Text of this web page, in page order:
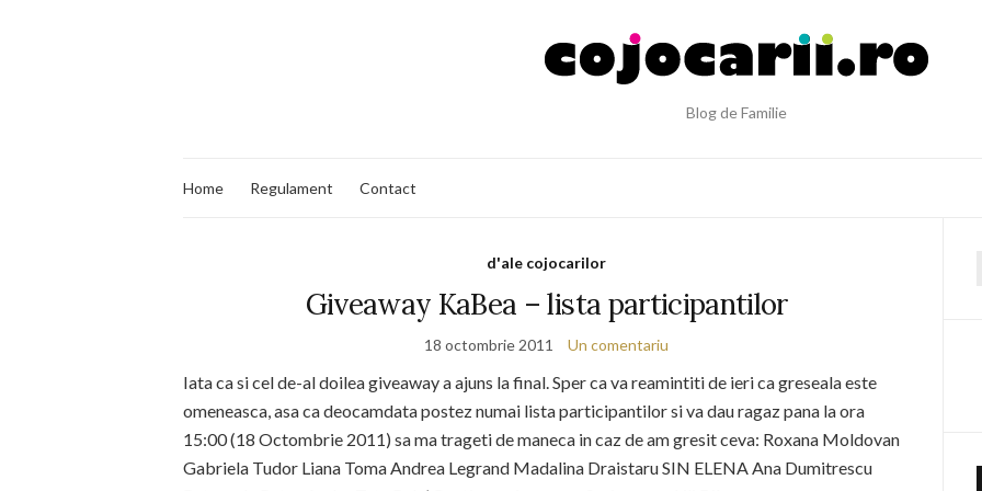
Blog de Familie
Home Regulament Contact
d'ale cojocarilor
Giveaway KaBea – lista participantilor
18 octombrie 2011 Un comentariu
Iata ca si cel de-al doilea giveaway a ajuns la final. Sper ca va reamintiti de ieri ca greseala este
omeneasca, asa ca deocamdata postez numai lista participantilor si va dau ragaz pana la ora
15:00 (18 Octombrie 2011) sa ma trageti de maneca in caz de am gresit ceva: Roxana Moldovan
Gabriela Tudor Liana Toma Andrea Legrand Madalina Draistaru SIN ELENA Ana Dumitrescu